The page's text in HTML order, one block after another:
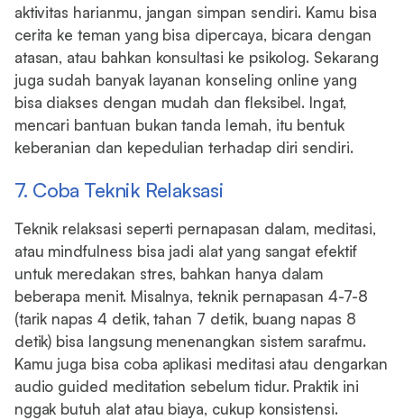
aktivitas harianmu, jangan simpan sendiri. Kamu bisa
cerita ke teman yang bisa dipercaya, bicara dengan
atasan, atau bahkan konsultasi ke psikolog. Sekarang
juga sudah banyak layanan konseling online yang
bisa diakses dengan mudah dan fleksibel. Ingat,
mencari bantuan bukan tanda lemah, itu bentuk
keberanian dan kepedulian terhadap diri sendiri.
7. Coba Teknik Relaksasi
Teknik relaksasi seperti pernapasan dalam, meditasi,
atau mindfulness bisa jadi alat yang sangat efektif
untuk meredakan stres, bahkan hanya dalam
beberapa menit. Misalnya, teknik pernapasan 4-7-8
(tarik napas 4 detik, tahan 7 detik, buang napas 8
detik) bisa langsung menenangkan sistem sarafmu.
Kamu juga bisa coba aplikasi meditasi atau dengarkan
audio guided meditation sebelum tidur. Praktik ini
nggak butuh alat atau biaya, cukup konsistensi.